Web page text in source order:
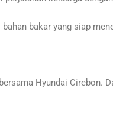
bakar yang siap
bersama Hyundai Cirebon.